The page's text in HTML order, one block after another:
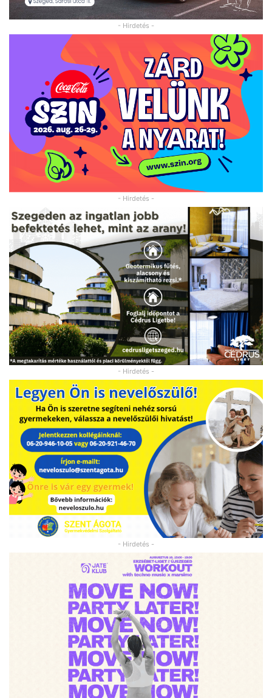
- Hirdetés -
- Hirdetés -
- Hirdetés -
- Hirdetés -